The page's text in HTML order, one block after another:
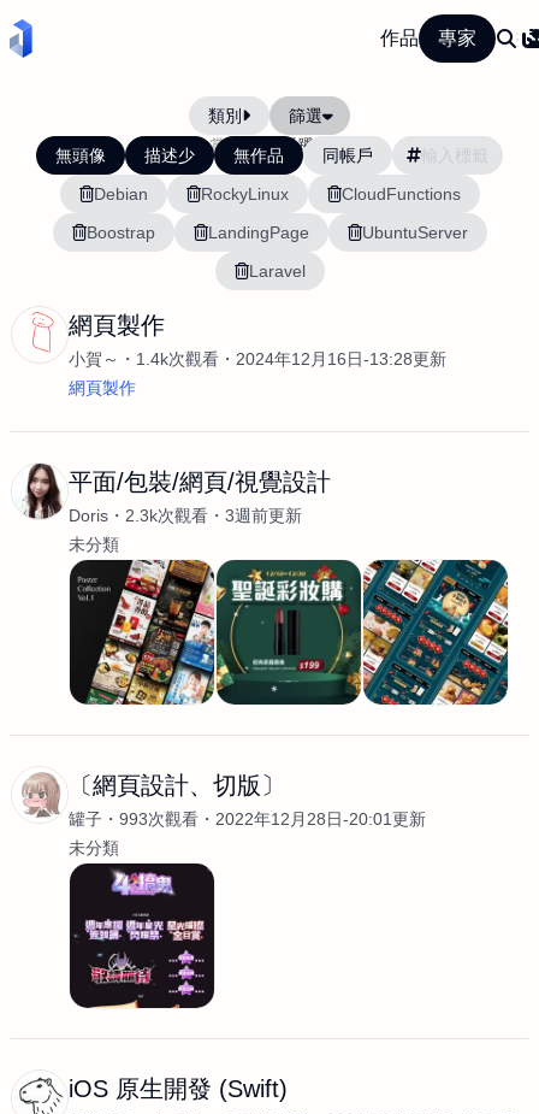
作品 專家
類別 篩選
當前排序: 活躍度
無頭像 描述少 無作品
同帳戶
Debian
RockyLinux
CloudFunctions
Boostrap
LandingPage
UbuntuServer
Laravel
網頁製作
小賀～ 1.4k次觀看
2024年12月16日-13:28更新
網頁製作
平面/包裝/網頁/視覺設計
Doris 2.3k次觀看
3週前更新
未分類
〔網頁設計、切版〕
罐子 993次觀看
2022年12月28日-20:01更新
未分類
iOS 原生開發 (Swift)